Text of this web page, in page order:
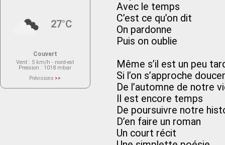
Avec le temps
C’est ce qu’on dit
On pardonne
Puis on oublie
Même s’il est un peu
Si l’on s’approche
De l’automne de notre
Il est encore temps
De poursuivre notre
D’en faire un roman
Un court récit
27°C
Couvert
Vent : 5 km/h - nord-est
Pression : 1018 mbar
Prévisions >>
actuellement aucune prévision